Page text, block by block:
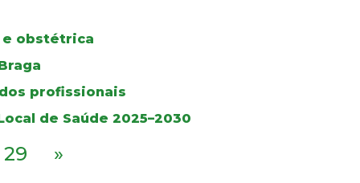
e obstétrica
profissionais
de Saúde 2025–2030
29 »